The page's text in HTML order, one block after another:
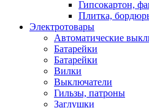
Гипсокартон,
Плитка,
Электротовары
Автоматические
Батарейки
Батарейки
Вилки
Выключатели
Гильзы, патроны
Заглушки